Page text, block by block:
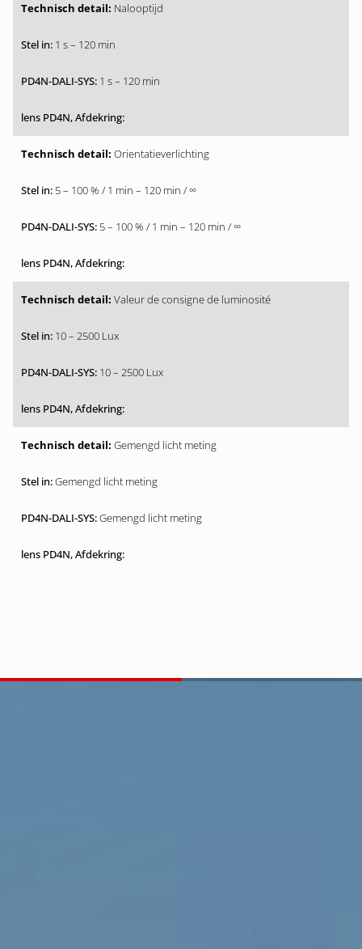
Nalooptijd
1 s – 120 min
1 s – 120 min
Orientatieverlichting
5 – 100 % / 1 min – 120 min / ∞
5 – 100 % / 1 min – 120 min / ∞
Valeur de consigne de luminosité
10 – 2500 Lux
10 – 2500 Lux
Gemengd licht meting
Gemengd licht meting
Gemengd licht meting